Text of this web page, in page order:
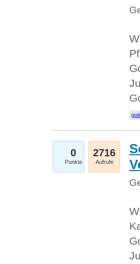
0
Punkte
2716
Aufrufe